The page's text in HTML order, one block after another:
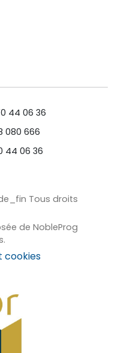
44 06 36
080 666
44 06 36
Tous droits
de NobleProg
cookies